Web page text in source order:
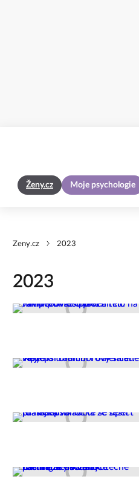
Ženy.cz Moje psychologie
Zeny.cz 2023
2023